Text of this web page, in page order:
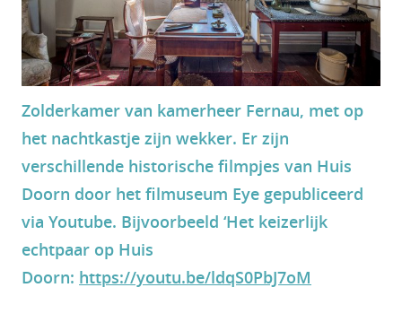
Zolderkamer van kamerheer Fernau, met op
het nachtkastje zijn wekker. Er zijn
verschillende historische filmpjes van Huis
Doorn door het filmuseum Eye gepubliceerd
via Youtube. Bijvoorbeeld ‘Het keizerlijk
echtpaar op Huis
Doorn: https://youtu.be/ldqS0PbJ7oM